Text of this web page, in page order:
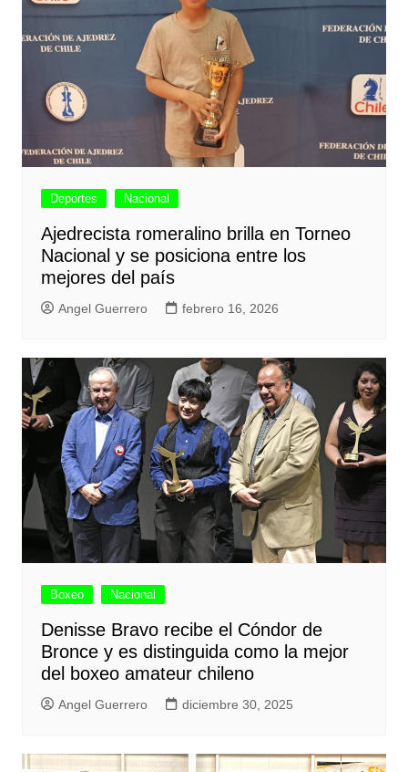
Deportes Nacional
Ajedrecista romeralino brilla en Torneo
Nacional y se posiciona entre los
mejores del país
Angel Guerrero febrero 16, 2026
Boxeo Nacional
Denisse Bravo recibe el Cóndor de
Bronce y es distinguida como la mejor
del boxeo amateur chileno
Angel Guerrero diciembre 30, 2025